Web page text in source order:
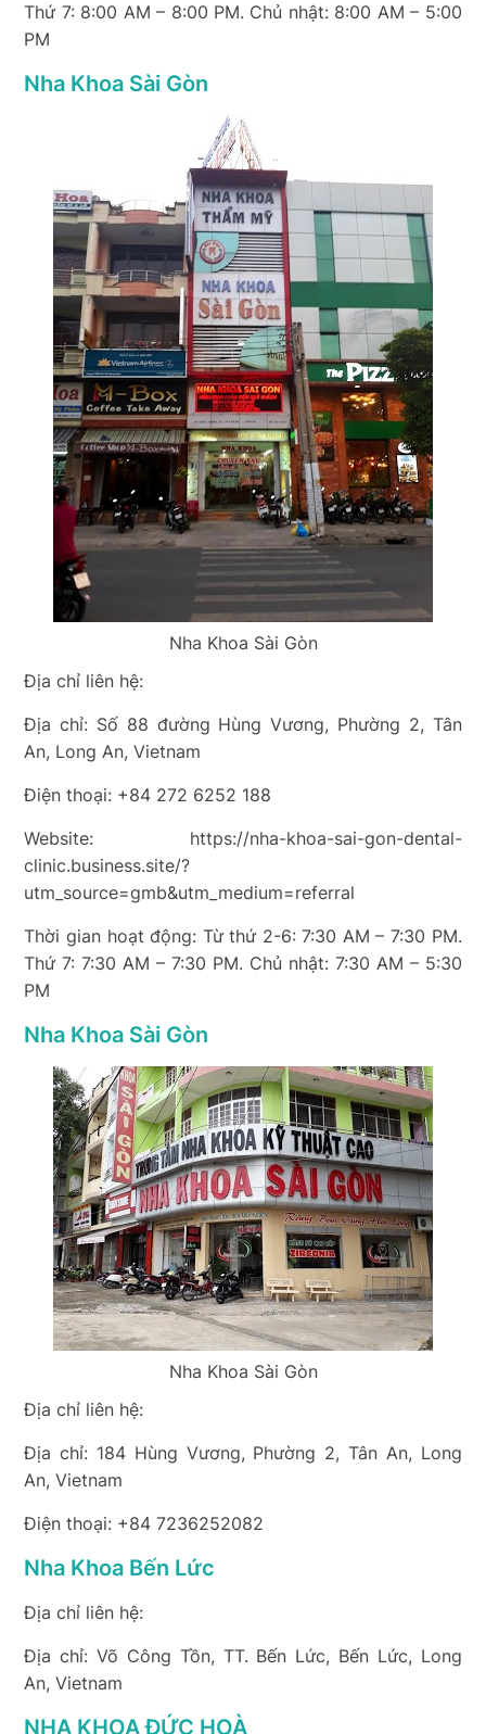
Thứ 7: 8:00 AM – 8:00 PM. Chủ nhật: 8:00 AM – 5:00
PM
Nha Khoa Sài Gòn
Nha Khoa Sài Gòn
Địa chỉ liên hệ:
Địa chỉ: Số 88 đường Hùng Vương, Phường 2, Tân
An, Long An, Vietnam
Điện thoại: +84 272 6252 188
Website: https://nha-khoa-sai-gon-dental-
clinic.business.site/?
utm_source=gmb&utm_medium=referral
Thời gian hoạt động: Từ thứ 2-6: 7:30 AM – 7:30 PM.
Thứ 7: 7:30 AM – 7:30 PM. Chủ nhật: 7:30 AM – 5:30
PM
Nha Khoa Sài Gòn
Nha Khoa Sài Gòn
Địa chỉ liên hệ:
Địa chỉ: 184 Hùng Vương, Phường 2, Tân An, Long
An, Vietnam
Điện thoại: +84 7236252082
Nha Khoa Bến Lức
Địa chỉ liên hệ:
Địa chỉ: Võ Công Tồn, TT. Bến Lức, Bến Lức, Long
An, Vietnam
NHA KHOA ĐỨC HOÀ